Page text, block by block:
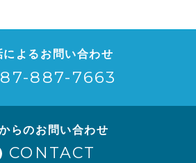
によるお問い合わせ
887-7663
らのお問い合わせ
CONTACT